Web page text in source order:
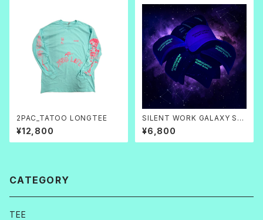
2PAC_TATOO LONGTEE
¥12,800
SILENT WORK GALAXY SP
LAT CAP
¥6,800
CATEGORY
TEE